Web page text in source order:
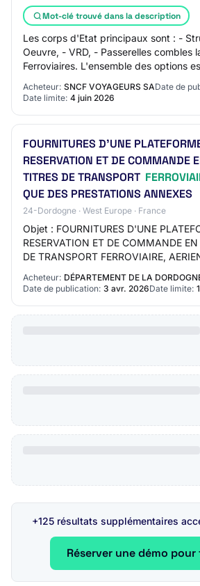
Mot-clé trouvé dans la description
Les corps d'Etat principaux sont : -
Oeuvre, - VRD, - Passerelles combles
Ferroviaires. L'ensemble des options
Acheteur: SNCF VOYAGEURS SADate de
Date limite: 4 juin 2026
FOURNITURES D'UNE
RESERVATION ET DE COMMANDE
TITRES DE TRANSPORT
QUE DES PRESTATIONS ANNEXES
24-Dordogne · West Europe · France
Objet : FOURNITURES D'UNE
RESERVATION ET DE COMMANDE
DE TRANSPORT FERROVIAIRE,
PRESTATIONS ANNEXES Réference
2026DRH088 Type de marché…
Acheteur: DÉPARTEMENT DE LA
Date de publication: 3 avr. 2026Date limite:
+125 résultats supplémentaires
Réserver une démo